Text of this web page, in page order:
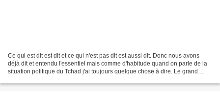
Ce qui est dit est dit et ce qui n'est pas dit est aussi dit. Donc nous avons
déjà dit et entendu l'essentiel mais comme d'habitude quand on parle de la
situation politique du Tchad j'ai toujours quelque chose à dire. Le grand